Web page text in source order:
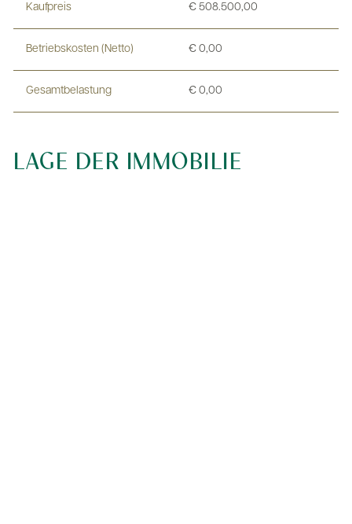
Kaufpreis € 508.500,00
Betriebskosten (Netto) € 0,00
Gesamtbelastung € 0,00
LAGE DER IMMOBILIE